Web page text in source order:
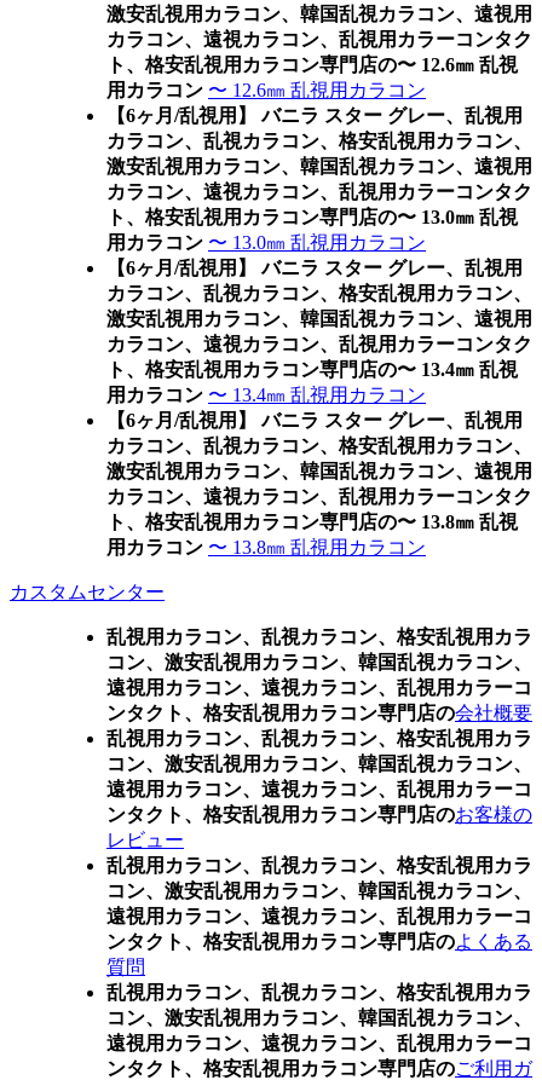
激安乱視用カラコン、韓国乱視カラコン、遠視用
カラコン、遠視カラコン、乱視用カラーコンタク
ト、格安乱視用カラコン専門店の〜 12.6㎜ 乱視
用カラコン 〜 12.6㎜ 乱視用カラコン
【6ヶ月/乱視用】 バニラ スター グレー、乱視用
カラコン、乱視カラコン、格安乱視用カラコン、
激安乱視用カラコン、韓国乱視カラコン、遠視用
カラコン、遠視カラコン、乱視用カラーコンタク
ト、格安乱視用カラコン専門店の〜 13.0㎜ 乱視
用カラコン 〜 13.0㎜ 乱視用カラコン
【6ヶ月/乱視用】 バニラ スター グレー、乱視用
カラコン、乱視カラコン、格安乱視用カラコン、
激安乱視用カラコン、韓国乱視カラコン、遠視用
カラコン、遠視カラコン、乱視用カラーコンタク
ト、格安乱視用カラコン専門店の〜 13.4㎜ 乱視
用カラコン 〜 13.4㎜ 乱視用カラコン
【6ヶ月/乱視用】 バニラ スター グレー、乱視用
カラコン、乱視カラコン、格安乱視用カラコン、
激安乱視用カラコン、韓国乱視カラコン、遠視用
カラコン、遠視カラコン、乱視用カラーコンタク
ト、格安乱視用カラコン専門店の〜 13.8㎜ 乱視
用カラコン 〜 13.8㎜ 乱視用カラコン
カスタムセンター
乱視用カラコン、乱視カラコン、格安乱視用カラ
コン、激安乱視用カラコン、韓国乱視カラコン、
遠視用カラコン、遠視カラコン、乱視用カラーコ
ンタクト、格安乱視用カラコン専門店の会社概要
乱視用カラコン、乱視カラコン、格安乱視用カラ
コン、激安乱視用カラコン、韓国乱視カラコン、
遠視用カラコン、遠視カラコン、乱視用カラーコ
ンタクト、格安乱視用カラコン専門店のお客様の
レビュー
乱視用カラコン、乱視カラコン、格安乱視用カラ
コン、激安乱視用カラコン、韓国乱視カラコン、
遠視用カラコン、遠視カラコン、乱視用カラーコ
ンタクト、格安乱視用カラコン専門店のよくある
質問
乱視用カラコン、乱視カラコン、格安乱視用カラ
コン、激安乱視用カラコン、韓国乱視カラコン、
遠視用カラコン、遠視カラコン、乱視用カラーコ
ンタクト、格安乱視用カラコン専門店のご利用ガ